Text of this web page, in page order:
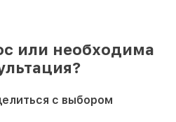
или необходима
с выбором